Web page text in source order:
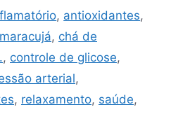
, antioxidantes,
, chá de
, controle de glicose,
arterial,
, relaxamento, saúde,